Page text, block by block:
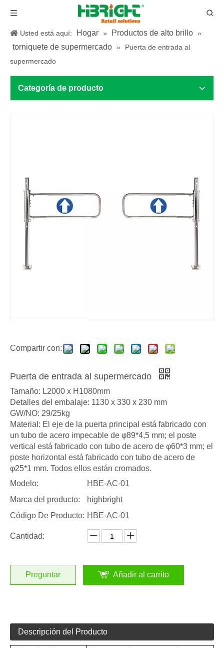
Usted está aquí: Hogar » Productos de alto brillo »
torniquete de supermercado »
Puerta de entrada al
supermercado
Categoría de producto
Compartir con:
Puerta de entrada al supermercado
Tamaño: L2000 x H1080mm
Detalles del embalaje: 1130 x 330 x 230 mm
GW/NO: 29/25kg
MateriaI: El eje de la puerta principal está fabricado con
un tubo de acero impecable de φ89*4,5 mm; el poste
vertical está fabricado con tubo de acero de φ60*3 mm; el
poste horizontal está fabricado con tubo de acero de
φ25*1 mm. Todos ellos están cromados.
Modelo:
HBE-AC-01
Marca del producto:
highbright
Código De Producto: HBE-AC-01
Cantidad:
Preguntar Añadir al carrito
Descripción del Producto